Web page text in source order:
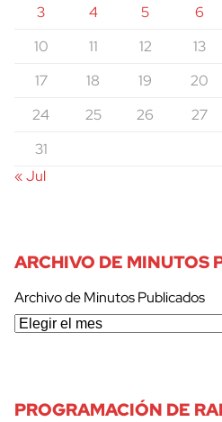
3 4 5 6
10
11 12 13
17
18 19 20
24
25 26 27
31
« Jul
ARCHIVO DE MINUTOS
Archivo de Minutos Publicados
PROGRAMACIÓN DE